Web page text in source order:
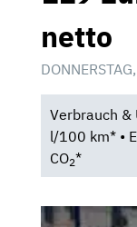
netto
Verbrauch &
l/100 km* •
CO2*